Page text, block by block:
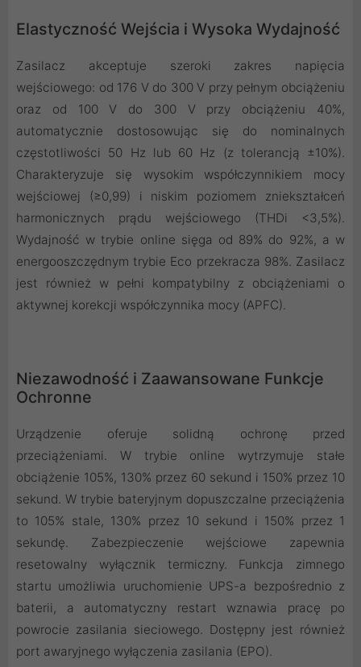
Elastyczność Wejścia i Wysoka Wydajność
Zasilacz akceptuje szeroki zakres napięcia
wejściowego: od 176 V do 300 V przy pełnym obciążeniu
oraz od 100 V do 300 V przy obciążeniu 40%,
automatycznie dostosowując się do nominalnych
częstotliwości 50 Hz lub 60 Hz (z tolerancją ±10%).
Charakteryzuje się wysokim współczynnikiem mocy
wejściowej (≥0,99) i niskim poziomem zniekształceń
harmonicznych prądu wejściowego (THDi <3,5%).
Wydajność w trybie online sięga od 89% do 92%, a w
energooszczędnym trybie Eco przekracza 98%. Zasilacz
jest również w pełni kompatybilny z obciążeniami o
aktywnej korekcji współczynnika mocy (APFC).
Niezawodność i Zaawansowane Funkcje
Ochronne
Urządzenie oferuje solidną ochronę przed
przeciążeniami. W trybie online wytrzymuje stałe
obciążenie 105%, 130% przez 60 sekund i 150% przez 10
sekund. W trybie bateryjnym dopuszczalne przeciążenia
to 105% stale, 130% przez 10 sekund i 150% przez 1
sekundę. Zabezpieczenie wejściowe zapewnia
resetowalny wyłącznik termiczny. Funkcja zimnego
startu umożliwia uruchomienie UPS-a bezpośrednio z
baterii, a automatyczny restart wznawia pracę po
powrocie zasilania sieciowego. Dostępny jest również
port awaryjnego wyłączenia zasilania (EPO).